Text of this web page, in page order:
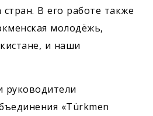
В его работе также
молодёжь,
и наши
руководители
«Türkmen